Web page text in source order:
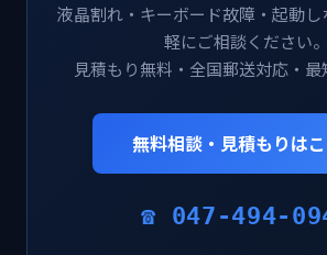
液晶割れ・キーボード故障・起動
軽にご相談ください。
見積もり無料・全国郵送対応・最
無料相談・見積もりは
☎ 047-494-